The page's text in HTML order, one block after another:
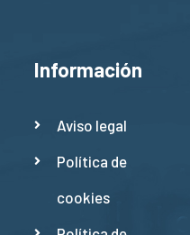
Información
Aviso legal
Política de
cookies